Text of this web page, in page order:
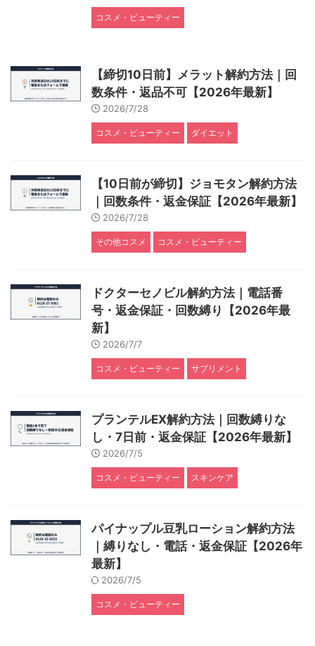
コスメ・ビューティー
【締切10日前】メラット解約方法｜回
数条件・返品不可【2026年最新】
2026/7/28
コスメ・ビューティー ダイエット
【10日前が締切】ジョモタン解約方法
｜回数条件・返金保証【2026年最新】
2026/7/28
その他コスメ コスメ・ビューティー
ドクターセノビル解約方法｜電話番
号・返金保証・回数縛り【2026年最
新】
2026/7/7
コスメ・ビューティー サプリメント
プランテルEX解約方法｜回数縛りな
し・7日前・返金保証【2026年最新】
2026/7/5
コスメ・ビューティー スキンケア
パイナップル豆乳ローション解約方法
｜縛りなし・電話・返金保証【2026年
最新】
2026/7/5
コスメ・ビューティー